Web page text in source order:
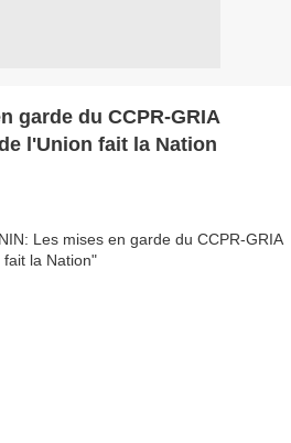
garde du CCPR-GRIA
l'Union fait la Nation